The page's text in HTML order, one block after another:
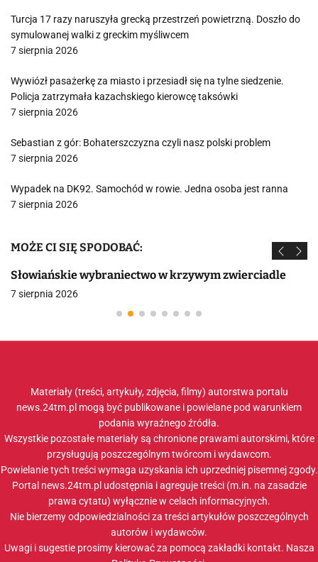
Turcja 17 razy naruszyła grecką przestrzeń powietrzną. Doszło do
symulowanej walki z greckim myśliwcem
7 sierpnia 2026
Wywiózł pasażerkę za miasto i przesiadł się na tylne siedzenie.
Policja zatrzymała kazachskiego kierowcę taksówki
7 sierpnia 2026
Sebastian z gór: Bohaterszczyzna czyli nasz polski problem
7 sierpnia 2026
Wypadek na DK92. Samochód w rowie. Jedna osoba jest ranna
7 sierpnia 2026
MOŻE CI SIĘ SPODOBAĆ:
Słowiańskie wybraniectwo w krzywym zwierciadle
7 sierpnia 2026
Materiały (treści, artykuły, zdjęcia, filmy) autorstwa portalu
news.24tm.pl mogą być publikowane i powielane pod warunkiem
podania wyraźnego źródła.
Wszystkie pozostałe materiały są chronione prawami autorskimi, które
przysługują poszczególnym twórcom i wydawcom.
Powielanie tych treści wymaga uzyskania ich uprzedniej pisemnej zgody.
Portal news.24tm.pl udostępnia i agreguje treści (m.in. na zasadzie
prawa cytatu) wyłącznie w celach informacyjnych.
Nie bierzemy odpowiedzialności za treści artykułów poszczególnych
autorów i wydawców.
Uwagi i sugestie prosimy kierować za pomocą zakładki kontakt. Nasza